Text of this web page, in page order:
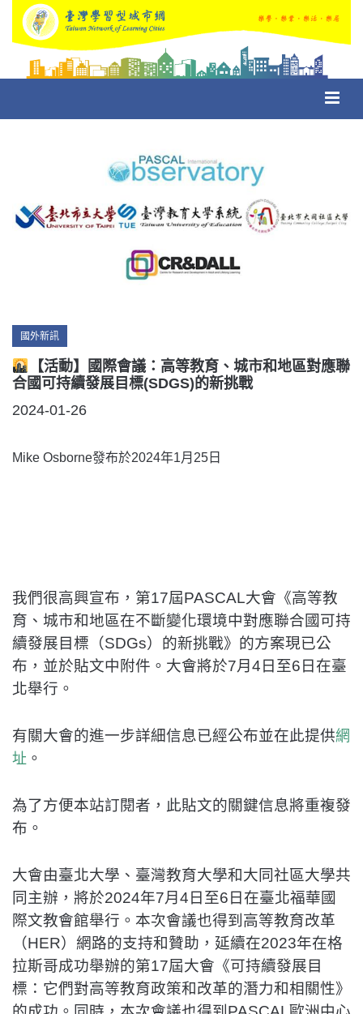
Categories
國外新訊
【活動】國際會議：高等教育、城市和地區對應聯
合國可持續發展目標(SDGS)的新挑戰
POSTED
2024-01-26
Mike Osborne發布於2024年1月25日
我們很高興宣布，第17屆PASCAL大會《高等教
育、城市和地區在不斷變化環境中對應聯合國可持
續發展目標（SDGs）的新挑戰》的方案現已公
布，並於貼文中附件。大會將於7月4日至6日在臺
北舉行。
有關大會的進一步詳細信息已經公布並在此提供網
址 。
為了方便本站訂閱者，此貼文的關鍵信息將重複發
布。
大會由臺北大學、臺灣教育大學和大同社區大學共
同主辦，將於2024年7月4日至6日在臺北福華國
際文教會館舉行。本次會議也得到高等教育改革
（HER）網路的支持和贊助，延續在2023年在格
拉斯哥成功舉辦的第17屆大會《可持續發展目
標：它們對高等教育政策和改革的潛力和相關性》